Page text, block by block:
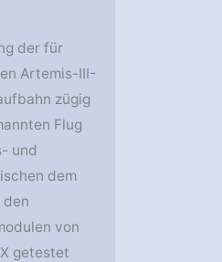
der für
Artemis-III-
zügig
Flug
und
dem
den
von
getestet